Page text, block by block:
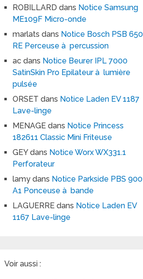
ROBILLARD dans Notice Samsung
ME109F Micro-onde
marlats dans Notice Bosch PSB 650
RE Perceuse à percussion
ac dans Notice Beurer IPL 7000
SatinSkin Pro Epilateur à lumière
pulsée
ORSET dans Notice Laden EV 1187
Lave-linge
MENAGE dans Notice Princess
182611 Classic Mini Friteuse
GEYdans Notice Worx WX331.1
Perforateur
lamy dans Notice Parkside PBS 900
A1 Ponceuse à bande
LAGUERRE dans Notice Laden EV
1167 Lave-linge
Voir aussi :